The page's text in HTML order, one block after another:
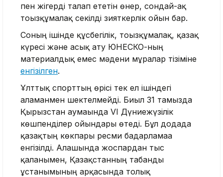
пен жігерді талап ететін өнер, сондай-ақ
тоғызқұмалақ секілді зияткерлік ойын бар.
Соның ішінде құсбегілік, тоғызқұмалақ, қазақ
күресі және асық ату ЮНЕСКО-ның
материалдық емес мәдени мұралар тізіміне
енгізілген.
Ұлттық спорттың өрісі тек ел ішіндегі
аламанмен шектелмейді. Биыл 31 тамызда
Қырғызстан аумағында VI Дүниежүзілік
көшпенділер ойындары өтеді. Бұл додада
қазақтың көкпары ресми бағдарламаға
енгізілді. Алғашында жоспардан тыс
қалғанымен, Қазақстанның табанды
ұстанымының арқасында толық